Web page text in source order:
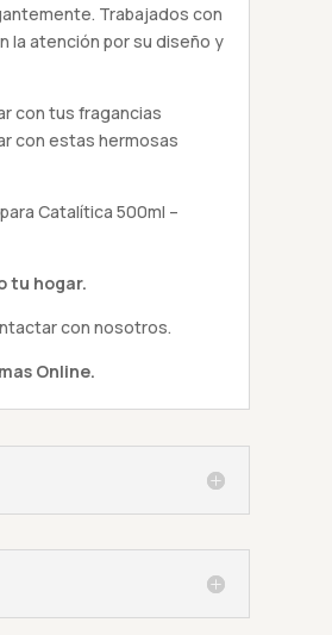
Trabajados con
la atención por su diseño y
con tus fragancias
con estas hermosas
Catalítica 500ml –
tu hogar.
con nosotros.
Online.